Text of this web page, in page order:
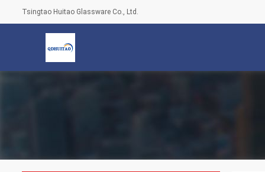
Tsingtao Huitao Glassware Co., Ltd.